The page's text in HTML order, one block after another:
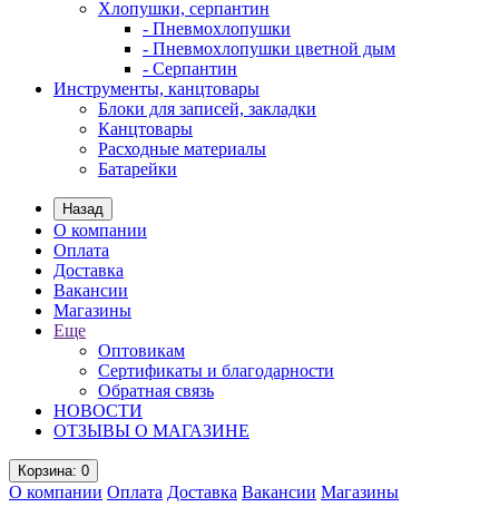
Хлопушки, серпантин
- Пневмохлопушки
- Пневмохлопушки цветной дым
- Серпантин
Инструменты, канцтовары
Блоки для записей, закладки
Канцтовары
Расходные материалы
Батарейки
Назад
О компании
Оплата
Доставка
Вакансии
Магазины
Еще
Оптовикам
Сертификаты и благодарности
Обратная связь
НОВОСТИ
ОТЗЫВЫ О МАГАЗИНЕ
Корзина: 0
О компании Оплата Доставка Вакансии Магазины